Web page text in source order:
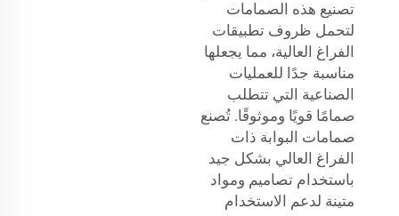
تصنيع هذه الصمامات
لتحمل ظروف تطبيقات
الفراغ العالية، مما يجعلها
مناسبة جدًا للعمليات
الصناعية التي تتطلب
صمامًا قويًا وموثوقًا. تُصنع
صمامات البوابة ذات
الفراغ العالي بشكل جيد
باستخدام تصاميم ومواد
متينة لدعم الاستخدام